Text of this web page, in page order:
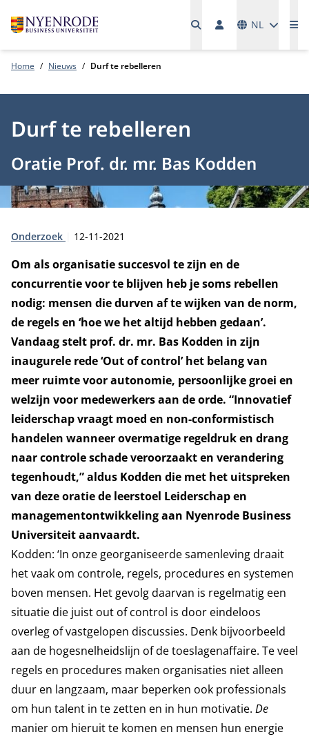
NL
Home Nieuws Durf te rebelleren
Durf te rebelleren
Oratie Prof. dr. mr. Bas Kodden
Type:
Onderzoek Publicatiedatum:
12-11-2021
Om als organisatie succesvol te zijn en de
concurrentie voor te blijven heb je soms rebellen
nodig: mensen die durven af te wijken van de norm,
de regels en ‘hoe we het altijd hebben gedaan’.
Vandaag stelt prof. dr. mr. Bas Kodden in zijn
inaugurele rede ‘Out of control’ het belang van
meer ruimte voor autonomie, persoonlijke groei en
welzijn voor medewerkers aan de orde. “Innovatief
leiderschap vraagt moed en non-conformistisch
handelen wanneer overmatige regeldruk en drang
naar controle schade veroorzaakt en verandering
tegenhoudt,” aldus Kodden die met het uitspreken
van deze oratie de leerstoel Leiderschap en
managementontwikkeling aan Nyenrode Business
Universiteit aanvaardt.
Kodden: ‘In onze georganiseerde samenleving draait
het vaak om controle, regels, procedures en systemen
boven mensen. Het gevolg daarvan is regelmatig een
situatie die juist out of control is door eindeloos
overleg of vastgelopen discussies. Denk bijvoorbeeld
aan de hogesnelheidslijn of de toeslagenaffaire. Te veel
regels en procedures maken organisaties niet alleen
duur en langzaam, maar beperken ook professionals
om hun talent in te zetten en in hun motivatie. De
manier om hieruit te komen en mensen hun energie